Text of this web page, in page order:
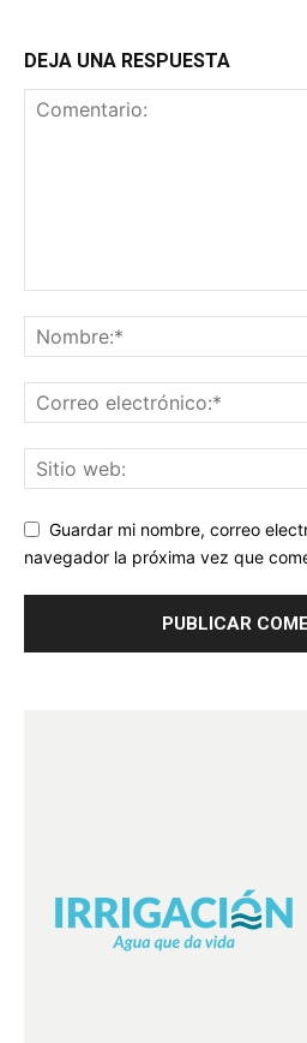
DEJA UNA RESPUESTA
Guardar mi nombre, correo
navegador la próxima vez que